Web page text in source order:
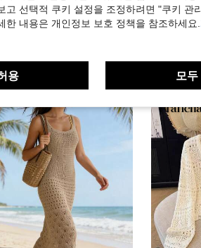
고 선택적 쿠키 설정을 조정하려면 "쿠키 관
내용은 개인정보 보호 정책을 참조하세요.
용 모두